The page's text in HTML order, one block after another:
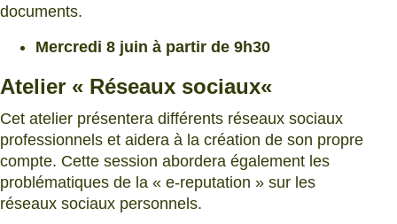
documents.
Mercredi 8 juin à partir de 9h30
Atelier « Réseaux sociaux«
Cet atelier présentera différents réseaux sociaux
professionnels et aidera à la création de son propre
compte. Cette session abordera également les
problématiques de la « e-reputation » sur les
réseaux sociaux personnels.